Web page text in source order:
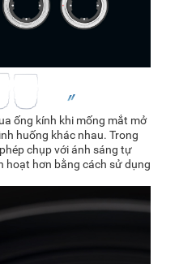
ống kính khi mống mắt mở
huống khác nhau. Trong
chụp với ánh sáng tự
hoạt hơn bằng cách sử dụng